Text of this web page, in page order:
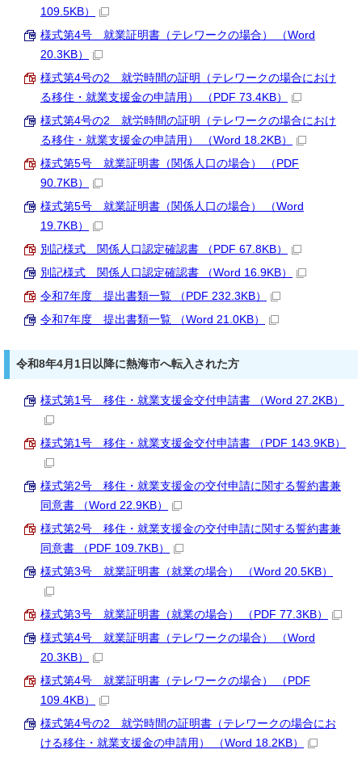
109.5KB）
様式第4号 就業証明書（テレワークの場合） （Word
20.3KB）
様式第4号の2 就労時間の証明（テレワークの場合におけ
る移住・就業支援金の申請用） （PDF 73.4KB）
様式第4号の2 就労時間の証明（テレワークの場合におけ
る移住・就業支援金の申請用） （Word 18.2KB）
様式第5号 就業証明書（関係人口の場合） （PDF
90.7KB）
様式第5号 就業証明書（関係人口の場合） （Word
19.7KB）
別記様式 関係人口認定確認書 （PDF 67.8KB）
別記様式 関係人口認定確認書 （Word 16.9KB）
令和7年度 提出書類一覧 （PDF 232.3KB）
令和7年度 提出書類一覧 （Word 21.0KB）
令和8年4月1日以降に熱海市へ転入された方
様式第1号 移住・就業支援金交付申請書 （Word 27.2KB）
様式第1号 移住・就業支援金交付申請書 （PDF 143.9KB）
様式第2号 移住・就業支援金の交付申請に関する誓約書兼
同意書 （Word 22.9KB）
様式第2号 移住・就業支援金の交付申請に関する誓約書兼
同意書 （PDF 109.7KB）
様式第3号 就業証明書（就業の場合） （Word 20.5KB）
様式第3号 就業証明書（就業の場合） （PDF 77.3KB）
様式第4号 就業証明書（テレワークの場合） （Word
20.3KB）
様式第4号 就業証明書（テレワークの場合） （PDF
109.4KB）
様式第4号の2 就労時間の証明書（テレワークの場合にお
ける移住・就業支援金の申請用） （Word 18.2KB）